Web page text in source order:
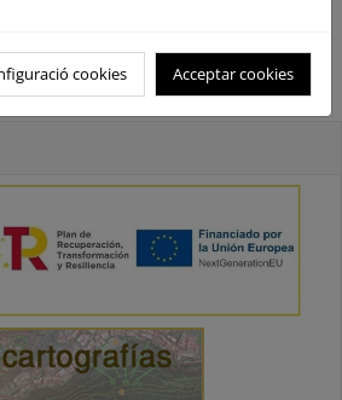
en el Boletín Oficial del Estado.
cookies Acceptar cookies